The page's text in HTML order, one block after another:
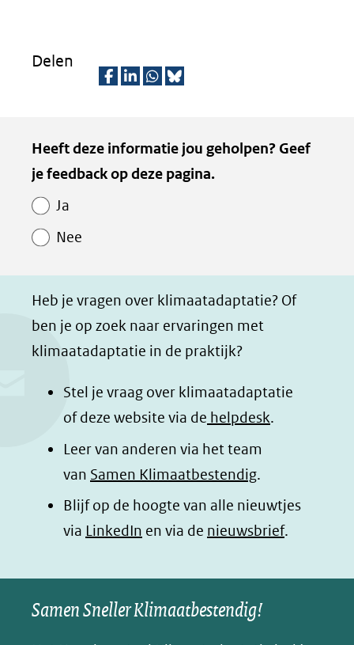
Delen
l
e
a
b
o
o
(opent
in
nieuw
venster)
naar
een
l
e
i
d
I
(opent
in
nieuw
venster)
naar
een
l
e
h
t
a
p
(opent
in
nieuw
venster)
naar
een
z
e
n
d
l
e
o
p
B
l
e
s
Kopie
van
Paginawaardering
Heeft deze informatie jou geholpen? Geef
je feedback op deze pagina.
Ja
Nee
Heb je vragen over klimaatadaptatie? Of
ben je op zoek naar ervaringen met
klimaatadaptatie in de praktijk?
Stel je vraag over klimaatadaptatie
of deze website via de helpdesk.
Leer van anderen via het team
van Samen Klimaatbestendig.
Blijf op de hoogte van alle nieuwtjes
via LinkedIn (opent
nieuw
venster)
en via de nieuwsbrief.
Samen Sneller Klimaatbestendig!